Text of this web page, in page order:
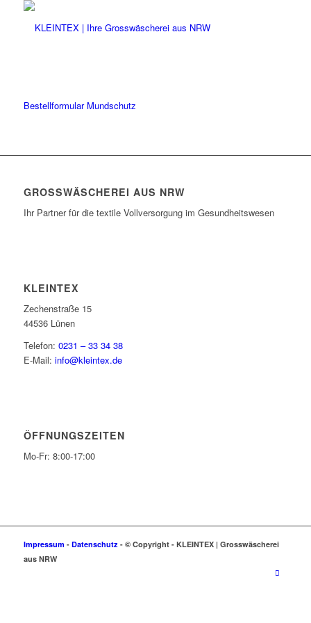
Bestellformular Mundschutz
GROSSWÄSCHEREI AUS NRW
Ihr Partner für die textile Vollversorgung im Gesundheitswesen
KLEINTEX
Zechenstraße 15
44536 Lünen
Telefon: 0231 – 33 34 38
E-Mail: info@kleintex.de
ÖFFNUNGSZEITEN
Mo-Fr: 8:00-17:00
Impressum - Datenschutz- © Copyright - KLEINTEX | Grosswäscherei
aus NRW